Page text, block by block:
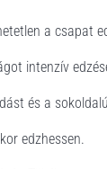
a csapat
intenzív
és a
edzhessen.